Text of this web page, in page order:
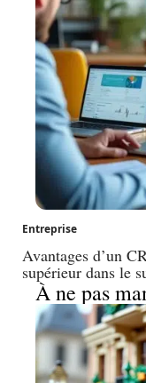
Entreprise
Avantages d’un
supérieur dans le
À ne pas